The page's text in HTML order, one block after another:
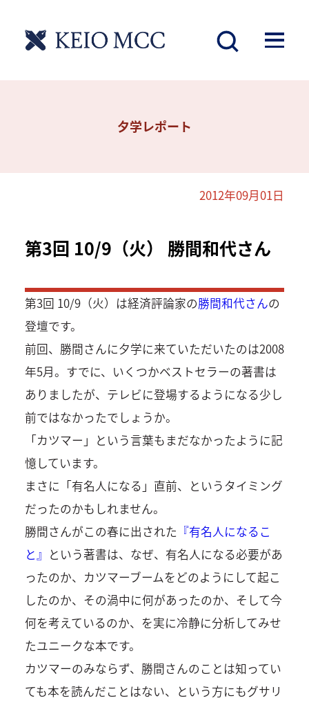
夕学レポート
2012年09月01日
第3回 10/9（火） 勝間和代さん
第3回 10/9（火）は経済評論家の勝間和代さんの
登壇です。
前回、勝間さんに夕学に来ていただいたのは2008
年5月。すでに、いくつかベストセラーの著書は
ありましたが、テレビに登場するようになる少し
前ではなかったでしょうか。
「カツマー」という言葉もまだなかったように記
憶しています。
まさに「有名人になる」直前、というタイミング
だったのかもしれません。
勝間さんがこの春に出された 『有名人になるこ
と』 という著書は、なぜ、有名人になる必要があ
ったのか、カツマーブームをどのようにして起こ
したのか、その渦中に何があったのか、そして今
何を考えているのか、を実に冷静に分析してみせ
たユニークな本です。
カツマーのみならず、勝間さんのことは知ってい
ても本を読んだことはない、という方にもグサリ